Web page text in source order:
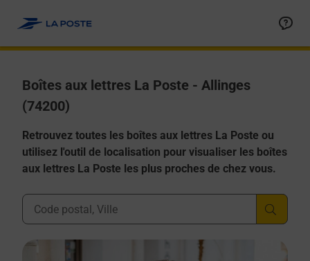
Boîtes aux lettres La Poste - Allinges
(74200)
Retrouvez toutes les boîtes aux lettres La Poste ou
utilisez l'outil de localisation pour visualiser les boîtes
aux lettres La Poste les plus proches de chez vous.
Ville, Département, Code Postal